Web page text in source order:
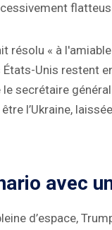
« à
Unis restent
secrétaire
l’Ukraine,
avec
d’espace,